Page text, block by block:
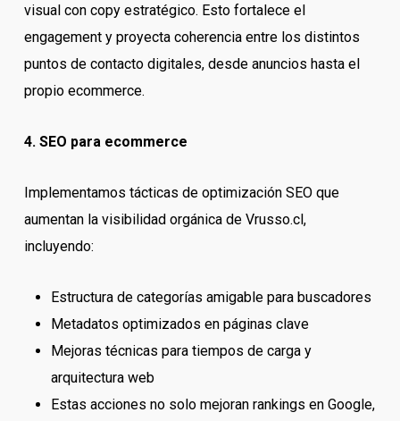
visual con copy estratégico. Esto fortalece el
engagement y proyecta coherencia entre los distintos
puntos de contacto digitales, desde anuncios hasta el
propio ecommerce.
4. SEO para ecommerce
Implementamos tácticas de optimización SEO que
aumentan la visibilidad orgánica de Vrusso.cl,
incluyendo:
Estructura de categorías amigable para buscadores
Metadatos optimizados en páginas clave
Mejoras técnicas para tiempos de carga y
arquitectura web
Estas acciones no solo mejoran rankings en Google,